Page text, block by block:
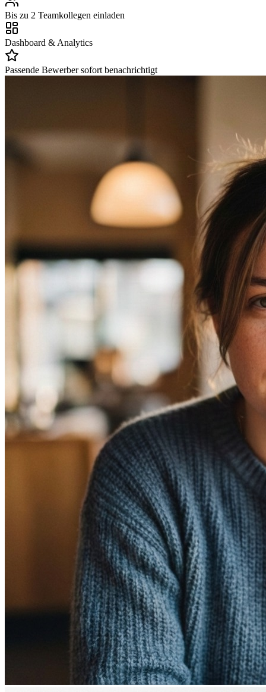
Bis zu 2 Teamkollegen einladen
Dashboard & Analytics
Passende Bewerber sofort benachrichtigt